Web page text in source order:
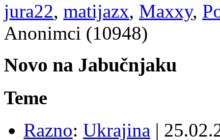
jura22, matijazx, Maxxy,
Anonimci (10948)
Novo na Jabučnjaku
Teme
Razno: Ukrajina |